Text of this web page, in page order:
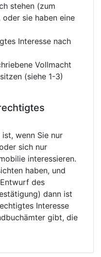
stehen (zum
oder sie haben eine
Interesse nach
Vollmacht
(siehe 1-3)
wenn Sie nur
sich nur
interessieren.
haben, und
des
dann ist
Interesse
gibt, die